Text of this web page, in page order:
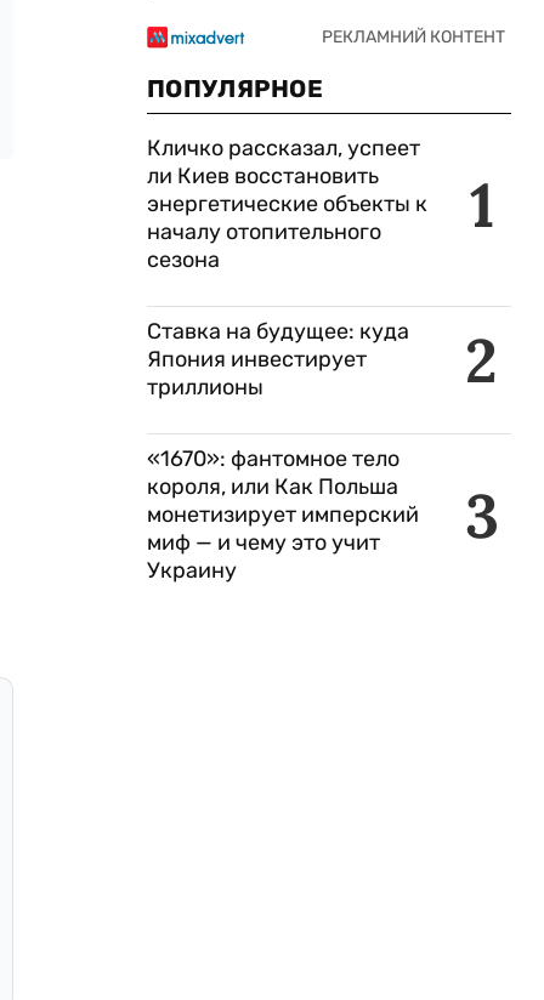
ПОПУЛЯРНОЕ
1
Кличко рассказал, успеет
ли Киев восстановить
энергетические объекты к
началу отопительного
сезона
2
Ставка на будущее: куда
Япония инвестирует
триллионы
3
«1670»: фантомное тело
короля, или Как Польша
монетизирует имперский
миф — и чему это учит
Украину